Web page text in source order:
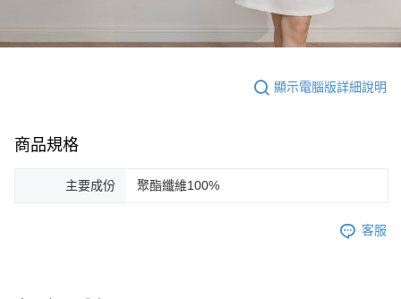
顯示電腦版詳細說明
商品規格
主要成份 聚酯纖維100%
客服